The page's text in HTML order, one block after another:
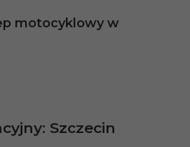
motocyklowy w
Szczecin